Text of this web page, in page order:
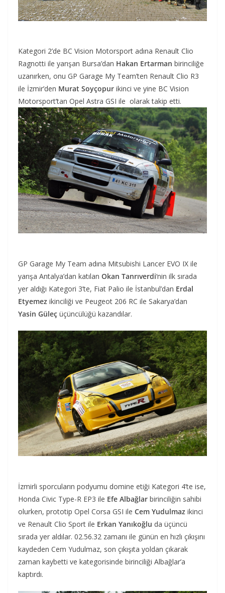
Kategori 2’de BC Vision Motorsport adına Renault Clio
Ragnotti ile yarışan Bursa’dan Hakan Ertarman birinciliğe
uzanırken, onu GP Garage My Team’ten Renault Clio R3
ile İzmir’den Murat Soyçopur ikinci ve yine BC Vision
Motorsport’tan Opel Astra GSI ile olarak takip etti.
GP Garage My Team adına Mitsubishi Lancer EVO IX ile
yarışa Antalya’dan katılan Okan Tanrıverdi‘nin ilk sırada
yer aldığı Kategori 3’te, Fiat Palio ile İstanbul’dan Erdal
Etyemez ikinciliği ve Peugeot 206 RC ile Sakarya’dan
Yasin Güleç üçüncülüğü kazandılar.
İzmirli sporcuların podyumu domine etiği Kategori 4’te ise,
Honda Civic Type-R EP3 ile Efe Albağlar birinciliğin sahibi
olurken, prototip Opel Corsa GSI ile Cem Yudulmaz ikinci
ve Renault Clio Sport ile Erkan Yanıkoğlu da üçüncü
sırada yer aldılar. 02.56.32 zamanı ile günün en hızlı çıkışını
kaydeden Cem Yudulmaz, son çıkışıta yoldan çıkarak
zaman kaybetti ve kategorisinde birinciliği Albağlar’a
kaptırdı.